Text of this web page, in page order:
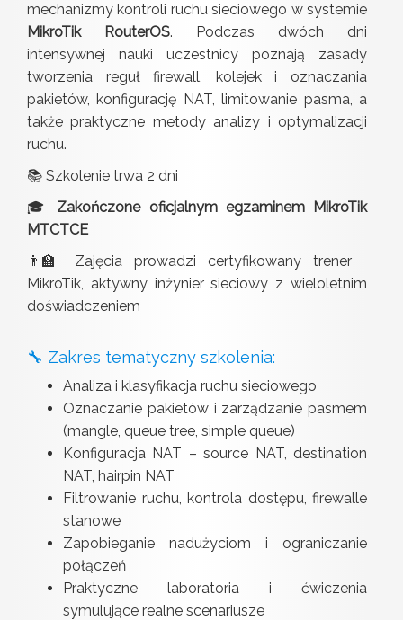
mechanizmy kontroli ruchu sieciowego w systemie
MikroTik RouterOS. Podczas dwóch dni
intensywnej nauki uczestnicy poznają zasady
tworzenia reguł firewall, kolejek i oznaczania
pakietów, konfigurację NAT, limitowanie pasma, a
także praktyczne metody analizy i optymalizacji
ruchu.
📚 Szkolenie trwa 2 dni
🎓 Zakończone oficjalnym egzaminem MikroTik
MTCTCE
👨‍🏫 Zajęcia prowadzi certyfikowany trener
MikroTik, aktywny inżynier sieciowy z wieloletnim
doświadczeniem
🔧 Zakres tematyczny szkolenia:
Analiza i klasyfikacja ruchu sieciowego
Oznaczanie pakietów i zarządzanie pasmem
(mangle, queue tree, simple queue)
Konfiguracja NAT – source NAT, destination
NAT, hairpin NAT
Filtrowanie ruchu, kontrola dostępu, firewalle
stanowe
Zapobieganie nadużyciom i ograniczanie
połączeń
Praktyczne laboratoria i ćwiczenia
symulujące realne scenariusze